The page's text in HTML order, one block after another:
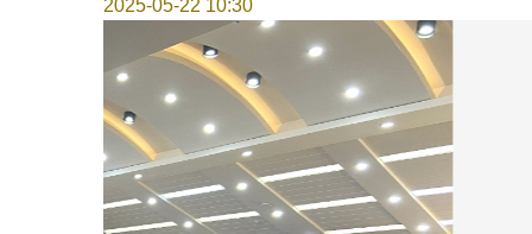
2025-05-22 10:30